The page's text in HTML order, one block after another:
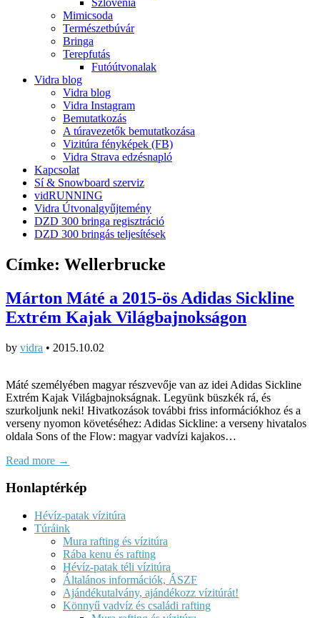
Mimicsoda
Természetbúvár
Bringa
Terepfutás
Futóútvonalak
Vidra blog
Vidra blog
Vidra Instagram
Bemutatkozás
A túravezetők bemutatkozása
Vizitúra fényképek (FB)
Vidra Strava edzésnapló
Kapcsolat
Sí & Snowboard szerviz
vidRUNNING
Vidra Útvonalgyűjtemény
DZD 300 bringa regisztráció
DZD 300 bringás teljesítések
Címke: Wellerbrucke
Márton Máté a 2015-ös Adidas Sickline
Extrém Kajak Világbajnokságon
by vidra • 2015.10.02
Máté személyében magyar részvevője van az idei Adidas Sickline
Extrém Kajak Világbajnokságnak. Legyünk büszkék rá, és
szurkoljunk neki! Hivatkozások további friss információkhoz és a
verseny nyomon követéséhez: Adidas Sickline: a verseny hivatalos
oldala Sons of the Flow: magyar vadvízi kajakos…
Read more →
Honlaptérkép
Hévíz-patak vízitúra
Túráink
Mura rafting és vízitúra
Rába kenu és rafting
Hévíz-patak téli vízitúra
Általános információk, ÁSZF
Ajándékutalvány, ajándékozz vízitúrát!
Könnyű vadvíz és családi rafting